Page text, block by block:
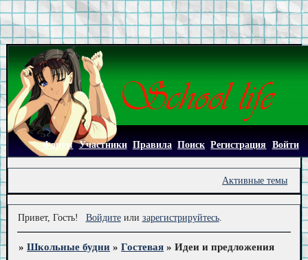
Форум Участники Правила Поиск Регистрация Войти
Активные темы
Привет, Гость! Войдитеили зарегистрируйтесь.
»Школьные будни »Гостевая »Идеи и предложения